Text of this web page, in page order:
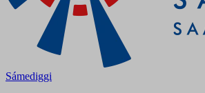
Sámediggi